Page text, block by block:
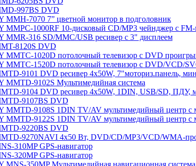
997BS DVD
MMH-7070 7” цветной монитор в подголовник
MMPC-1000RF 10-дисковый CD/MP3 чейнджер с FM-
MMR-316 SD/MMC/USB ресивер с 3" дисплеем
8120S DVD
MMTC-1020D потолочный телевизор с DVD
MMTC-1520D потолочный телевизор с DVD/VCD/
9101 DVD ресивер 4х50W, 7"моториз.панель,
MMTD-9102S Мультимедийная система
9104 DVD ресивер 4x50W, 1DIN, USB/SD, ПДУ,
9107BS DVD
MMTD-9108S 1DIN TV/AV мультимедийный центр с
MMTD-9122S 1DIN TV/AV мультимедийный центр с
9220BS DVD
9270NAVI 4х50 Вт, DVD/CD/MP3/VCD/WMA-
310MP GPS-навигатор
320MP GPS-навигатор